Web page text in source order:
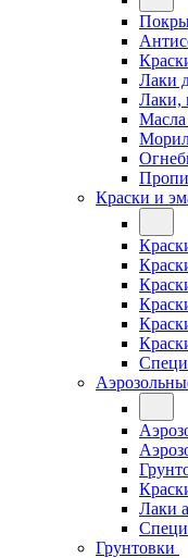
Лаки
Лаки,
Масла
Краски и
Лаки
Грунтовки